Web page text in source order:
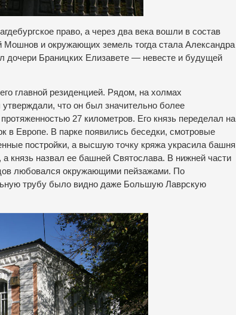
право, а через два века вошли в состав
и окружающих земель тогда стала Александра
дочери Браницких Елизавете — невесте и будущей
главной резиденцией. Рядом, на холмах
что он был значительно более
27 километров. Его князь переделал на
в Европе. В парке появились беседки, смотровые
постройки, а высшую точку кряжа украсила башня
князь назвал ее башней Святослава. В нижней части
любовался окружающими пейзажами. По
трубу было видно даже Большую Лаврскую